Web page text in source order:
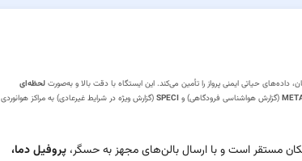
حیاتی ایمنی پرواز را تأمین می‌کند. این ایستگاه با دقت بالا و به‌صورتلحظه‌ای
(گزارش هواشناسی فرودگاهی) وSPECI (گزارش ویژه در شرایط غیرعادی) به مراکز هوانوردی
مستقر است و با ارسال بالن‌های مجهز به حسگر،پروفیل دما،